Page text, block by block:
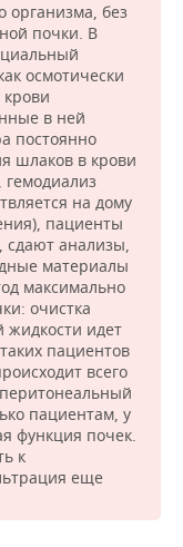
организма, без
почки. В
осмотически
в ней
постоянно
шлаков в крови
гемодиализ
на дому
пациенты
сдают анализы,
материалы
максимально
очистка
жидкости идет
пациентов
всего
пациентам, у
функция почек.
к
еще